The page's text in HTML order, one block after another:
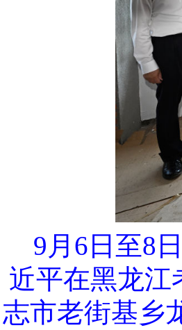
9月6日至8
近平在黑龙江
志市老街基乡